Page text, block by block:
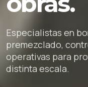
Especialistas en
premezclado,
operativas para
distinta escala.